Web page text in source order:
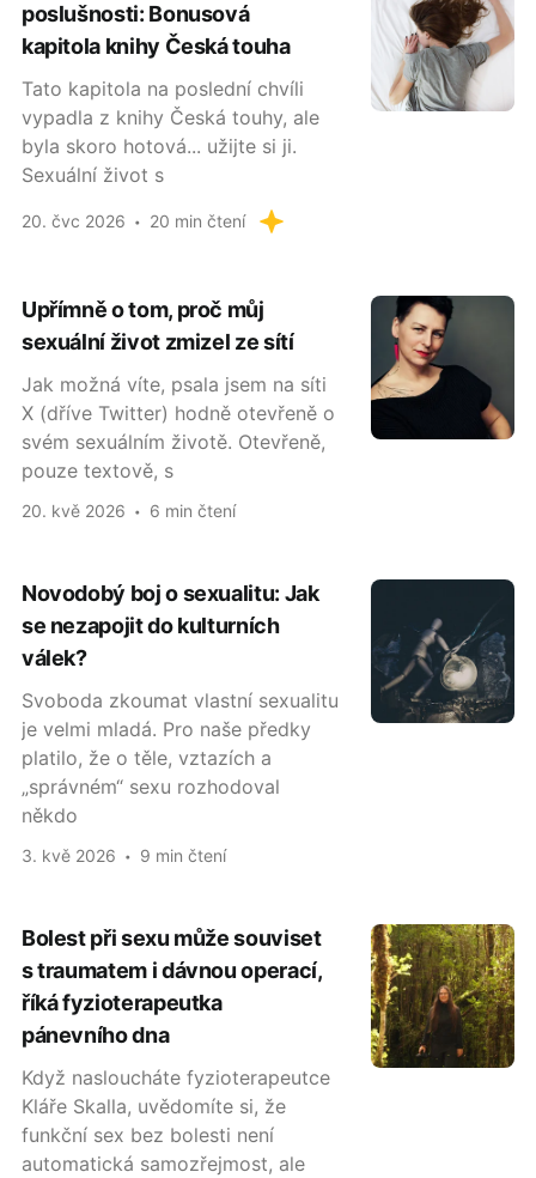
poslušnosti: Bonusová
kapitola knihy Česká touha
Tato kapitola na poslední chvíli
vypadla z knihy Česká touhy, ale
byla skoro hotová... užijte si ji.
Sexuální život s
20. čvc 2026 20 min čtení
Upřímně o tom, proč můj
sexuální život zmizel ze sítí
Jak možná víte, psala jsem na síti
X (dříve Twitter) hodně otevřeně o
svém sexuálním životě. Otevřeně,
pouze textově, s
20. kvě 2026 6 min čtení
Novodobý boj o sexualitu: Jak
se nezapojit do kulturních
válek?
Svoboda zkoumat vlastní sexualitu
je velmi mladá. Pro naše předky
platilo, že o těle, vztazích a
„správném“ sexu rozhodoval
někdo
3. kvě 2026 9 min čtení
Bolest při sexu může souviset
s traumatem i dávnou operací,
říká fyzioterapeutka
pánevního dna
Když nasloucháte fyzioterapeutce
Kláře Skalla, uvědomíte si, že
funkční sex bez bolesti není
automatická samozřejmost, ale